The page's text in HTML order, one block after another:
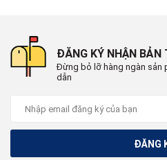
ĐĂNG KÝ NHẬN BẢN
Đừng bỏ lỡ hàng ngàn sản
dẫn
ĐĂNG